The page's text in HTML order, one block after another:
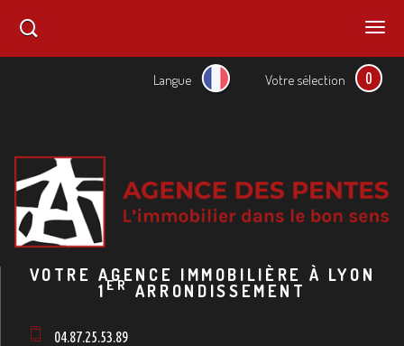
Langue Votre sélection 0
VOTRE AGENCE IMMOBILIÈRE À LYON
1 ER ARRONDISSEMENT
04.87.25.53.89